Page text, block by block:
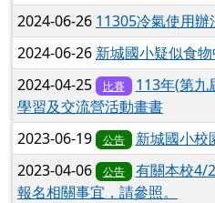
2024-06-26 11305冷氣使用辦
2024-06-26 新城國小疑似食
2024-04-25 比賽
113年(第九
學習及交流營活動畫書
2023-06-19
公告
新城國小校
2023-04-06
公告
有關本校4/
報名相關事宜，請參照。